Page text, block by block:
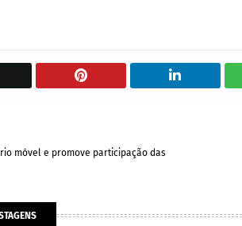
móvel e promove participação das